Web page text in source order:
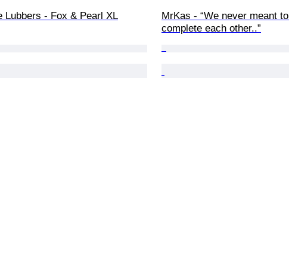
Lubbers - Fox & Pearl XL
MrKas - “We never meant to
complete each other..”